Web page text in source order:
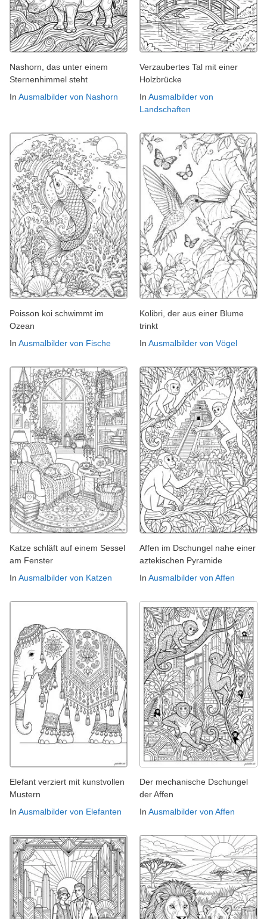
Nashorn, das unter einem
Sternenhimmel steht
In Ausmalbilder von Nashorn
Verzaubertes Tal mit einer
Holzbrücke
In Ausmalbilder von
Landschaften
Poisson koi schwimmt im
Ozean
In Ausmalbilder von Fische
Kolibri, der aus einer Blume
trinkt
In Ausmalbilder von Vögel
Katze schläft auf einem Sessel
am Fenster
In Ausmalbilder von Katzen
Affen im Dschungel nahe einer
aztekischen Pyramide
In Ausmalbilder von Affen
Elefant verziert mit kunstvollen
Mustern
In Ausmalbilder von Elefanten
Der mechanische Dschungel
der Affen
In Ausmalbilder von Affen